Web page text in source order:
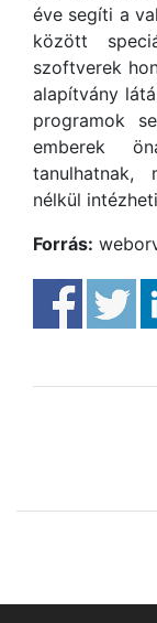
éve segíti a
között
szoftverek
alapítvány
programok
emberek
tanulhatnak,
nélkül
Forrás: